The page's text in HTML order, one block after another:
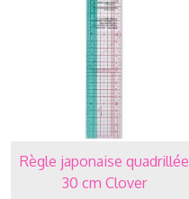
Règle japonaise quadrillée
30 cm Clover